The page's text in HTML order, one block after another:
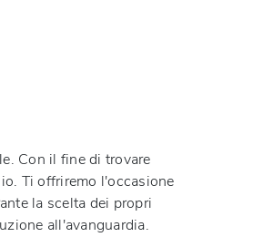
Con il fine di trovare
Ti offriremo l'occasione
la scelta dei propri
all'avanguardia.